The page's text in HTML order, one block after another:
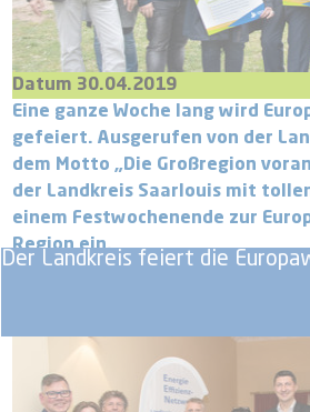
Der Landkreis feiert die
Datum 30.04.2019
Eine ganze Woche lang wird
gefeiert. Ausgerufen von der
dem Motto „Die Großregion
der Landkreis Saarlouis mit
einem Festwochenende zur
Region ein.